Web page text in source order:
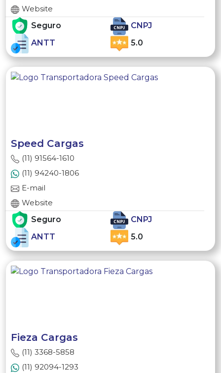
Website
Seguro
CNPJ
ANTT
5.0
Speed Cargas
(11) 91564-1610
(11) 94240-1806
E-mail
Website
Seguro
CNPJ
ANTT
5.0
Fieza Cargas
(11) 3368-5858
(11) 92094-1293